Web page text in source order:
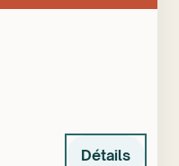
Détails